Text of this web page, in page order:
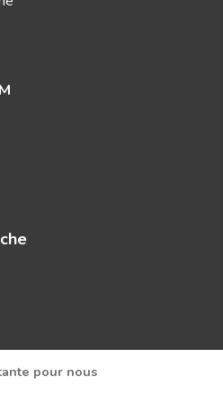
se déroulera de 9 h 50
au coût de 329
place ou obtenir plus
pour nous